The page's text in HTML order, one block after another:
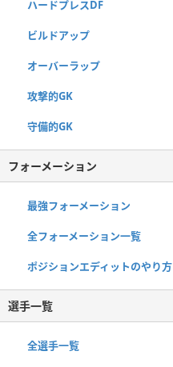
ハードプレスDF
ビルドアップ
オーバーラップ
攻撃的GK
守備的GK
フォーメーション
最強フォーメーション
全フォーメーション一覧
ポジションエディットのやり方
選手一覧
全選手一覧